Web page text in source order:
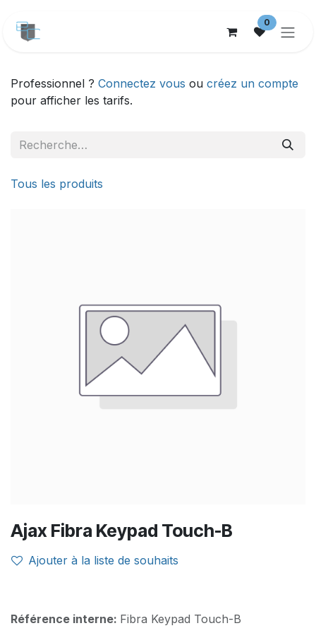
0
Professionnel ? Connectez vous ou créez un compte
pour afficher les tarifs.
Tous les produits
Ajax Fibra Keypad Touch-B
Ajouter à la liste de souhaits
Référence interne: Fibra Keypad Touch-B